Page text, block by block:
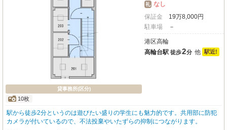
貸事務所(区分)
10枚
礼 なし
保証金
19万8,000円
駐車場
－
港区高輪
高輪台駅 徒歩2分 他 駅近!
駅から徒歩2分というのは遊びたい盛りの学生にも魅力的です。共用部に防犯
カメラが付いているので、不法投棄やいたずらの抑制につながります。